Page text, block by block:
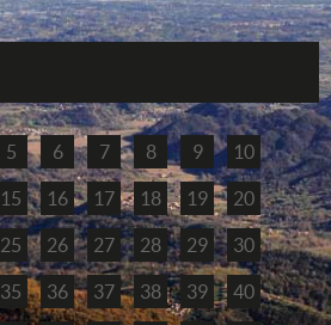
5 6 7 8 9 10
15 16 17 18 19 20
25 26 27 28 29 30
35 36 37 38 39 40